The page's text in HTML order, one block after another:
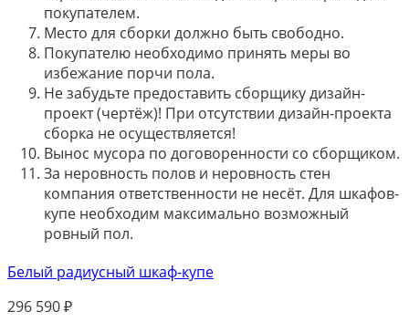
покупателем.
Место для сборки должно быть свободно.
Покупателю необходимо принять меры во
избежание порчи пола.
Не забудьте предоставить сборщику дизайн-
проект (чертёж)! При отсутствии дизайн-проекта
сборка не осуществляется!
Вынос мусора по договоренности со сборщиком.
За неровность полов и неровность стен
компания ответственности не несёт. Для шкафов-
купе необходим максимально возможный
ровный пол.
Белый радиусный шкаф-купе
296 590₽